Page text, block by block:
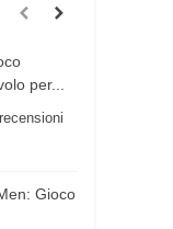
per...
Gioco